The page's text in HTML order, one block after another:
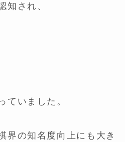
知され、
ていました。
界の知名度向上にも大き